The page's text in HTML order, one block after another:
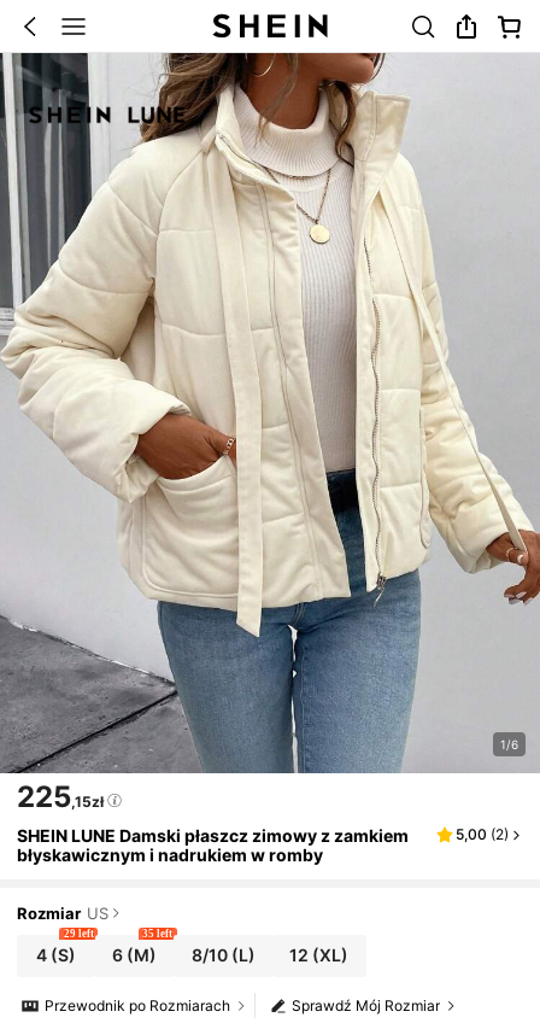
1/6
225,15zł
SHEIN LUNE Damski płaszcz zimowy z zamkiem
błyskawicznym i nadrukiem w romby
5,00 (2)
Rozmiar US
4 (S)
29 left
6 (M)
35 left
8/10(L) 12 (XL)
Sprawdź Mój Rozmiar
Przewodnik po Rozmiarach